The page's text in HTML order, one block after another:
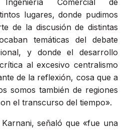
Comercial de
lugares, donde pudimos
de la discusión de distintas
temáticas del debate
y donde el desarrollo
al excesivo centralismo
de la reflexión, cosa que a
somos también de regiones
el transcurso del tiempo».
Karnani, señaló que «fue una